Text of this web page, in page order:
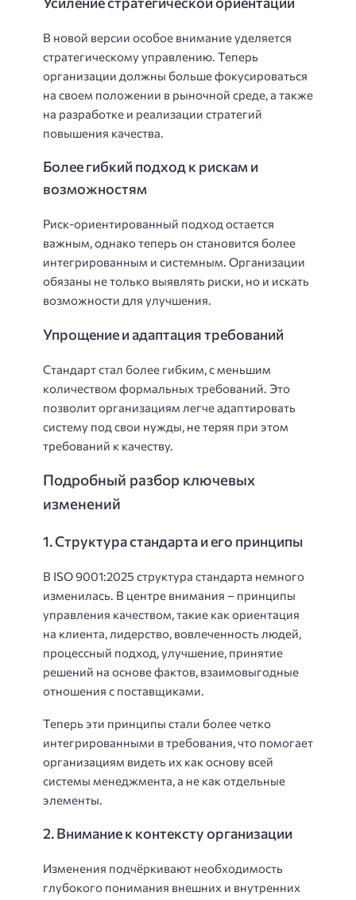
В новой версии особое внимание уделяется
стратегическому управлению. Теперь
организации должны больше фокусироваться
на своем положении в рыночной среде, а также
на разработке и реализации стратегий
повышения качества.
Более гибкий подход к рискам и
возможностям
Риск-ориентированный подход остается
важным, однако теперь он становится более
интегрированным и системным. Организации
обязаны не только выявлять риски, но и искать
возможности для улучшения.
Упрощение и адаптация требований
Стандарт стал более гибким, с меньшим
количеством формальных требований. Это
позволит организациям легче адаптировать
систему под свои нужды, не теряя при этом
требований к качеству.
Подробный разбор ключевых
изменений
1. Структура стандарта и его принципы
В ISO 9001:2025 структура стандарта немного
изменилась. В центре внимания – принципы
управления качеством, такие как ориентация
на клиента, лидерство, вовлеченность людей,
процессный подход, улучшение, принятие
решений на основе фактов, взаимовыгодные
отношения с поставщиками.
Теперь эти принципы стали более четко
интегрированными в требования, что помогает
организациям видеть их как основу всей
системы менеджмента, а не как отдельные
элементы.
2. Внимание к контексту организации
Изменения подчёркивают необходимость
глубокого понимания внешних и внутренних